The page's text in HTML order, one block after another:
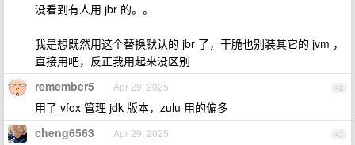
没看到有人用 jbr 的。。
我是想既然用这个替换默认的 jbr 了，干脆也别装其它的 jvm ，
直接用吧，反正我用起来没区别
42
remember5 Apr 29, 2025
用了 vfox 管理 jdk 版本，zulu 用的偏多
43
cheng6563 Apr 29, 2025